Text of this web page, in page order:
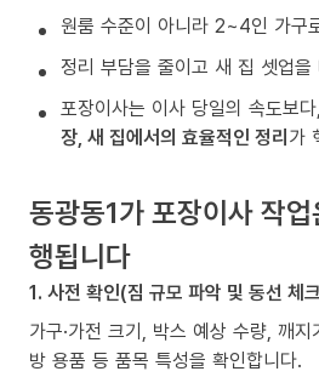
원룸 수준이 아니라 2~4인 가구
정리 부담을 줄이고 새 집 셋업
포장이사는 이사 당일의 속도보다,
장, 새 집에서의 효율적인 정리가
동광동1가 포장이사 작
행됩니다
1. 사전 확인(짐 규모 파악 및 동선 체
가구·가전 크기, 박스 예상 수량, 깨
방 용품 등 품목 특성을 확인합니다.